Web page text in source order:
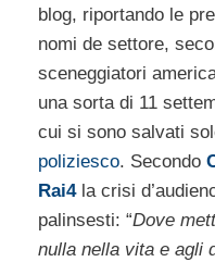
blog, riportando le
nomi de settore,
sceneggiatori
una sorta di 11
cui si sono salvati
poliziesco. Secondo
Rai4la crisi
palinsesti: “Dove
nulla nella vita e agli